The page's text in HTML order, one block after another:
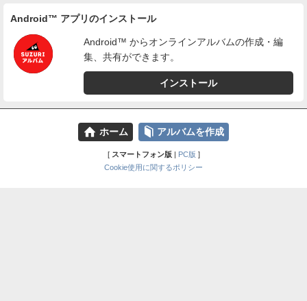
Android™ アプリのインストール
Android™ からオンラインアルバムの作成・編
集、共有ができます。
インストール
⌂ ホーム 📕 アルバムを作成
[ スマートフォン版| PC版 ]
Cookie使用に関するポリシー